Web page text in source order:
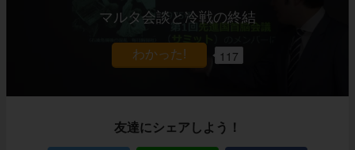
マルタ会談と冷戦の終結
117
友達にシェアしよう！